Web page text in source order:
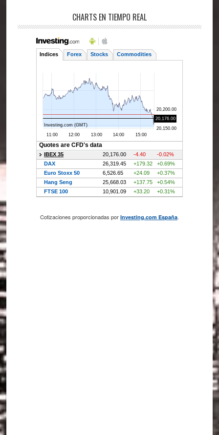
CHARTS EN TIEMPO REAL
Cotizaciones proporcionadas por Investing.com España.